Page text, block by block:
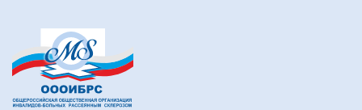
Ленинградская область
г. Москва
Московская область